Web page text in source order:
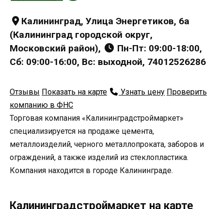
Калининград, Улица Энергетиков, 6а
(Калининград городской округ,
Московский район),
Пн-Пт: 09:00-18:00,
Сб: 09:00-16:00, Вс: выходной, 74012526286
Отзывы Показать на карте Узнать цену Проверить
компанию в ФНС
Торговая компания «Калининградстроймаркет»
специализируется на продаже цемента,
металлоизделий, черного металлопроката, заборов и
ограждений, а также изделий из стеклопластика.
Компания находится в городе Калининграде.
Калининградстроймаркет на карте